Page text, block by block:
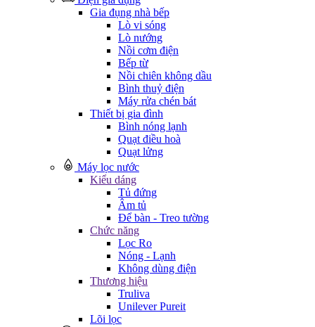
Gia đụng nhà bếp
Lò vi sóng
Lò nướng
Nồi cơm điện
Bếp từ
Nồi chiên không dầu
Bình thuỷ điện
Máy rửa chén bát
Thiết bị gia đình
Bình nóng lạnh
Quạt điều hoà
Quạt lửng
Máy lọc nước
Kiểu dáng
Tủ đứng
Âm tủ
Để bàn - Treo tường
Chức năng
Lọc Ro
Nóng - Lạnh
Không dùng điện
Thương hiệu
Truliva
Unilever Pureit
Lõi lọc